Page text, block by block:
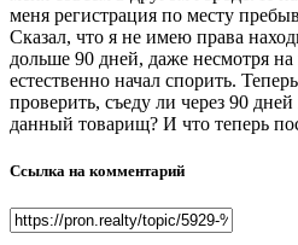
меня регистрация по месту
Сказал, что я не имею права
дольше 90 дней, даже несмотря
естественно начал спорить.
проверить, съеду ли через 90
данный товарищ? И что теперь
Ссылка на комментарий